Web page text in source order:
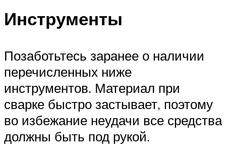
Инструменты
Позаботьтесь заранее о наличии
перечисленных ниже
инструментов. Материал при
сварке быстро застывает, поэтому
во избежание неудачи все средства
должны быть под рукой.